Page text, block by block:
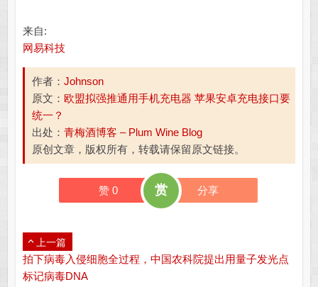
来自:
网易科技
作者： Johnson
原文： 欧盟拟强推通用手机充电器 苹果安卓充电接口要
统一？
出处： 青梅酒博客 – Plum Wine Blog
原创文章，版权所有，转载请保留原文链接。
赞 0 赏 分享
上一篇
拍下病毒入侵细胞全过程，中国农科院提出用量子发光点
标记病毒DNA